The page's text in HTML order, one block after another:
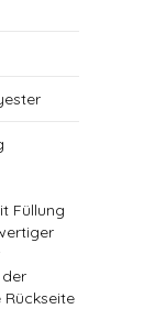
Füllung
Rückseite